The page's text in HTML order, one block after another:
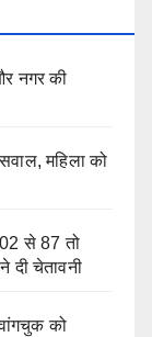
नगर की
महिला को
से 87 तो
दी चेतावनी
को